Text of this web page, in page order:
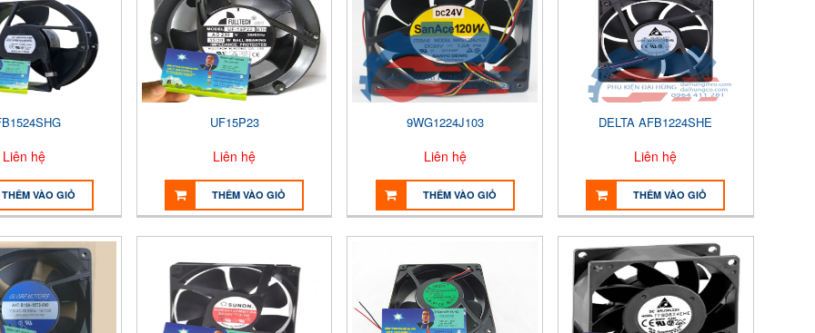
Liên hệ
THÊM VÀO GIỎ
UF15P23
Liên hệ
THÊM VÀO GIỎ
9WG1224J103
Liên hệ
THÊM VÀO GIỎ
DELTA AFB1224SHE
Liên hệ
THÊM VÀO GIỎ